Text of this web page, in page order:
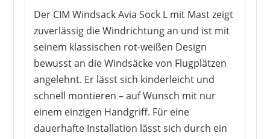
Der CIM Windsack Avia Sock L mit Mast zeigt
zuverlässig die Windrichtung an und ist mit
seinem klassischen rot-weißen Design
bewusst an die Windsäcke von Flugplätzen
angelehnt. Er lässt sich kinderleicht und
schnell montieren – auf Wunsch mit nur
einem einzigen Handgriff. Für eine
dauerhafte Installation lässt sich durch ein